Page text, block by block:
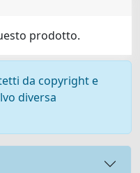
prodotto.
da copyright e
diversa